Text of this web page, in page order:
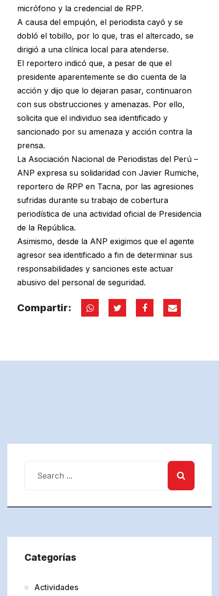
micrófono y la credencial de RPP.
A causa del empujón, el periodista cayó y se
dobló el tobillo, por lo que, tras el altercado, se
dirigió a una clínica local para atenderse.
El reportero indicó que, a pesar de que el
presidente aparentemente se dio cuenta de la
acción y dijo que lo dejaran pasar, continuaron
con sus obstrucciones y amenazas. Por ello,
solicita que el individuo sea identificado y
sancionado por su amenaza y acción contra la
prensa.
La Asociación Nacional de Periodistas del Perú –
ANP expresa su solidaridad con Javier Rumiche,
reportero de RPP en Tacna, por las agresiones
sufridas durante su trabajo de cobertura
periodística de una actividad oficial de Presidencia
de la República.
Asimismo, desde la ANP exigimos que el agente
agresor sea identificado a fin de determinar sus
responsabilidades y sanciones este actuar
abusivo del personal de seguridad.
Compartir:
Categorías
Actividades